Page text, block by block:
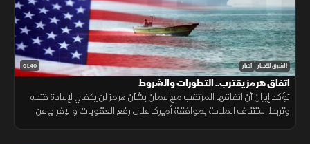
01:40 الشرق للأخبار أخبار
اتفاق هرمز يقترب.. التطورات والشروط
تؤكد إيران أن اتفاقها المرتقب مع عمان بشأن هرمز لن يكفي لإعادة فتحه،
وتربط استئناف الملاحة بموافقة أميركا على رفع العقوبات والإفراج عن